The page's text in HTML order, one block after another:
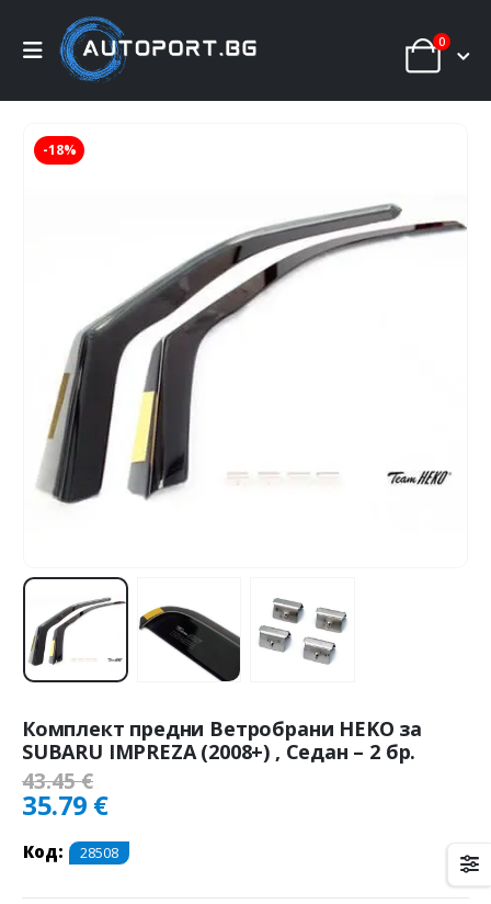
0
-18%
Комплект предни Ветробрани HEKO за
SUBARU IMPREZA (2008+) , Седан – 2 бр.
43.45€
35.79 €
Код: 28508